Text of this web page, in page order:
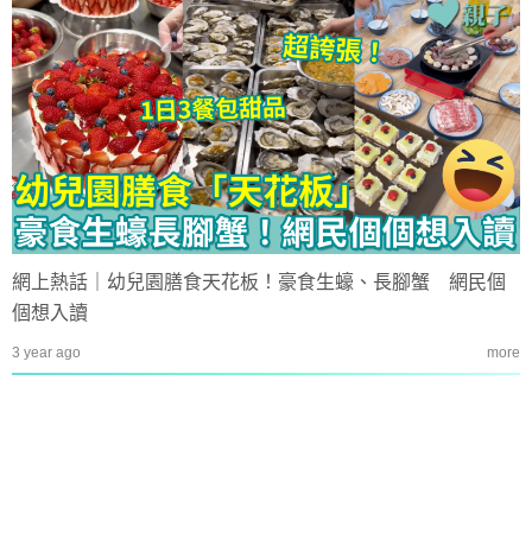
網上熱話｜幼兒園膳食天花板！豪食生蠔、長腳蟹 網民個
個想入讀
3 year ago more